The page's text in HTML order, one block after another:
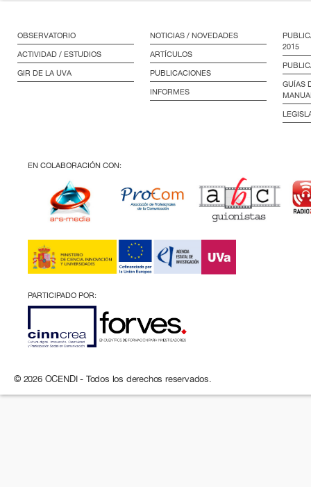
OBSERVATORIO
ACTIVIDAD / ESTUDIOS
GIR DE LA UVA
NOTICIAS / NOVEDADES
ARTÍCULOS
PUBLICACIONES
INFORMES
2015
GUÍAS
EN COLABORACIÓN CON:
PARTICIPADO POR:
© 2026 OCENDI - Todos los derechos reservados.